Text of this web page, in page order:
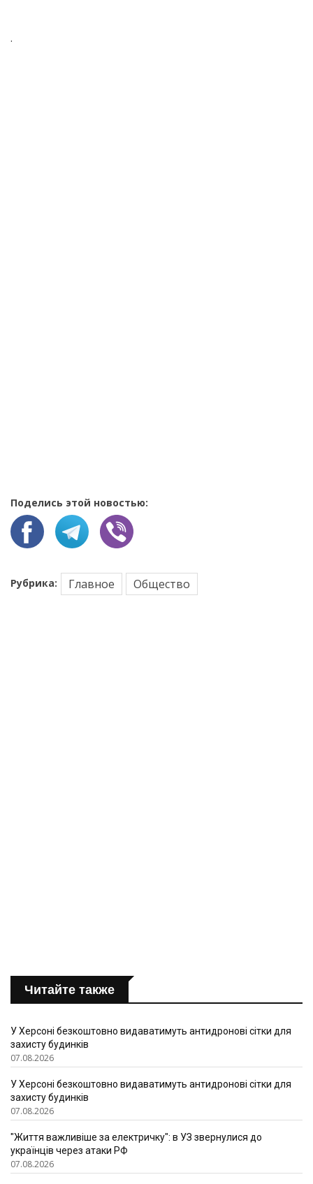
.
Поделись этой новостью:
Рубрика: Главное Общество
Читайте также
У Херсоні безкоштовно видаватимуть антидронові сітки для
захисту будинків
07.08.2026
У Херсоні безкоштовно видаватимуть антидронові сітки для
захисту будинків
07.08.2026
"Життя важливіше за електричку": в УЗ звернулися до
українців через атаки РФ
07.08.2026